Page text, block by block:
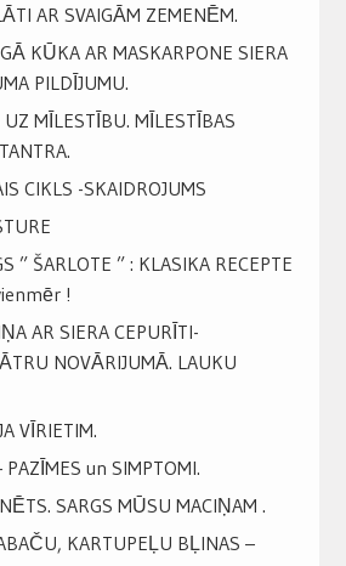
AR SVAIGĀM ZEMENĒM.
KŪKA AR MASKARPONE SIERA
PILDĪJUMU.
UZ MĪLESTĪBU. MĪLESTĪBAS
CIKLS -SKAIDROJUMS
” ŠARLOTE ” : KLASIKA RECEPTE
!
AR SIERA CEPURĪTI-
NOVĀRIJUMĀ. LAUKU
VĪRIETIM.
PAZĪMES un SIMPTOMI.
SARGS MŪSU MACIŅAM .
KARTUPEĻU BĻINAS –